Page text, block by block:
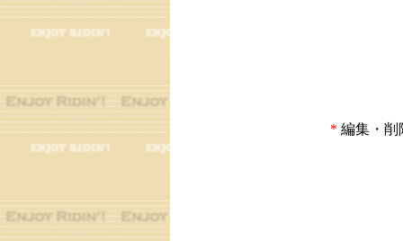
* 編集・削